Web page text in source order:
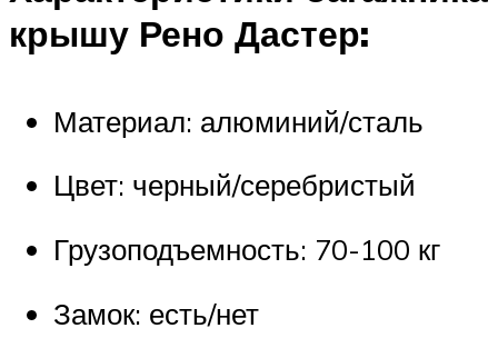
крышу Рено Дастер:
Материал: алюминий/сталь
Цвет: черный/серебристый
Грузоподъемность: 70-100 кг
Замок: есть/нет